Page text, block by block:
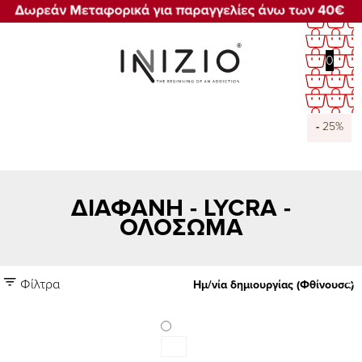
0
ΔΙΑΦΑΝΗ - LYCRA -
ΟΛΟΣΩΜΑ
Φίλτρα Ημ/νία δημιουργίας (Φθίνουσα)
-25%
-25%
-25%
-25%
-25%
-25%
-25%
-25%